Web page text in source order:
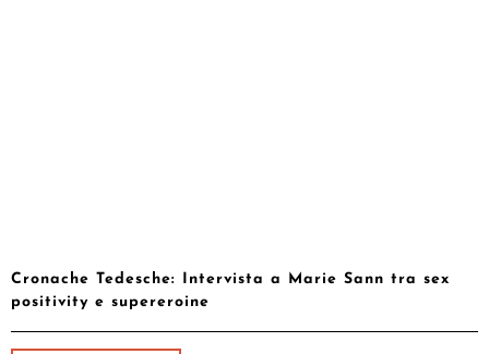
Cronache Tedesche: Intervista a Marie Sann tra sex
positivity e supereroine